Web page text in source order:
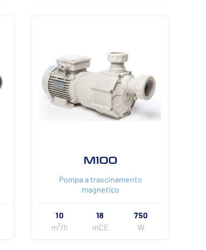
M100
Pompa a trascinamento
magnetico
10
m³/h
18
mCE
750
W